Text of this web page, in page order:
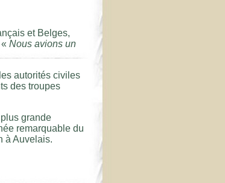
et Belges,
Nous avions un
autorités civiles
des troupes
grande
remarquable du
à Auvelais.